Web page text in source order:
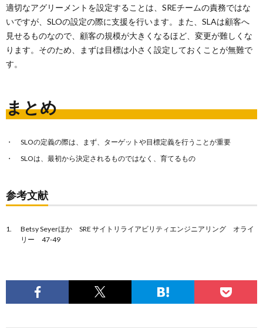
適切なアグリーメントを設定することは、SREチームの責務ではな
いですが、SLOの設定の際に支援を行います。また、SLAは顧客へ
見せるものなので、顧客の規模が大きくなるほど、変更が難しくな
ります。そのため、まずは目標は小さく設定しておくことが無難で
す。
まとめ
SLOの定義の際は、まず、ターゲットや目標定義を行うことが重要
SLOは、最初から決定されるものではなく、育てるもの
参考文献
Betsy Seyerほか SRE サイトリライアビリティエンジニアリング オライ
リー 47-49